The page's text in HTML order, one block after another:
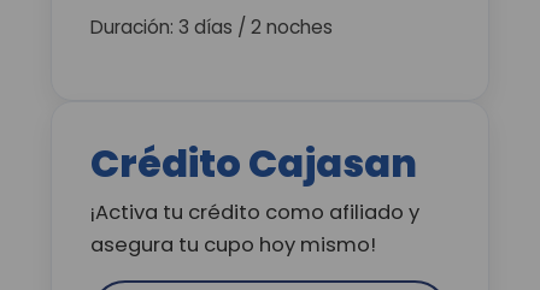
Duración: 3 días / 2 noches
Crédito Cajasan
¡Activa tu crédito como afiliado y
asegura tu cupo hoy mismo!